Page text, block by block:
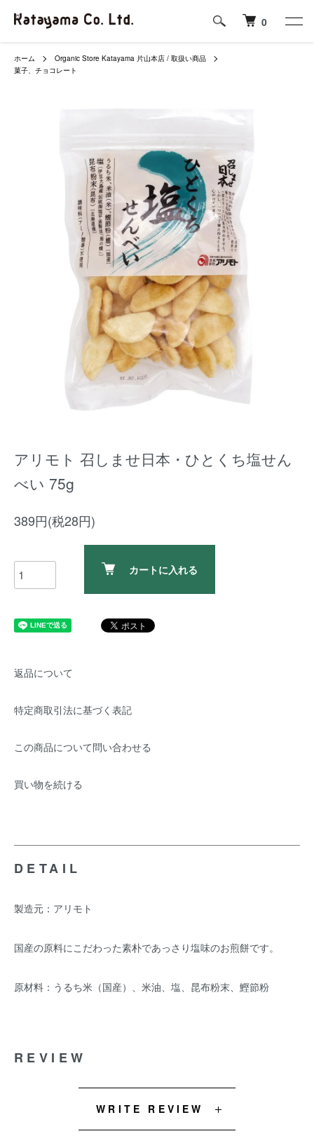
0
ホーム
Organic Store Katayama 片山本店 / 取扱い商品
菓子、チョコレート
アリモト 召しませ日本・ひとくち塩せん
べい 75g
389円(税28円)
カートに入れる
返品について
特定商取引法に基づく表記
この商品について問い合わせる
買い物を続ける
DETAIL
製造元：アリモト
国産の原料にこだわった素朴であっさり塩味のお煎餅です。
原材料：うるち米（国産）、米油、塩、昆布粉末、鰹節粉
REVIEW
WRITE REVIEW